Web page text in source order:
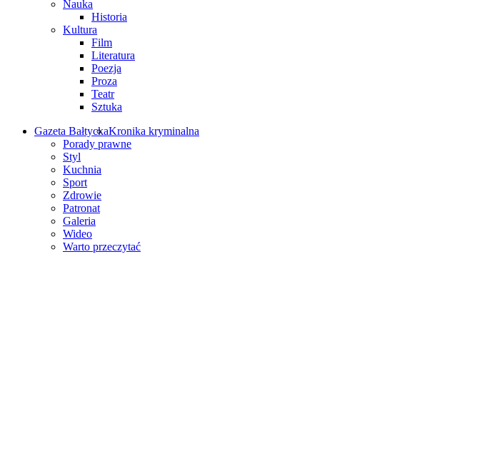
Nauka
Historia
Kultura
Film
Literatura
Poezja
Proza
Teatr
Sztuka
Gazeta BałtyckaKronika kryminalna
Porady prawne
Styl
Kuchnia
Sport
Zdrowie
Patronat
Galeria
Wideo
Warto przeczytać